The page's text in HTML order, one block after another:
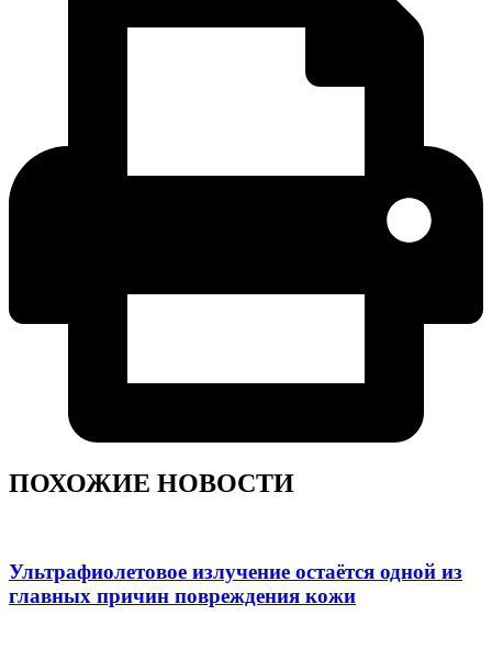
ПОХОЖИЕ НОВОСТИ
Ультрафиолетовое излучение остаётся одной из
главных причин повреждения кожи